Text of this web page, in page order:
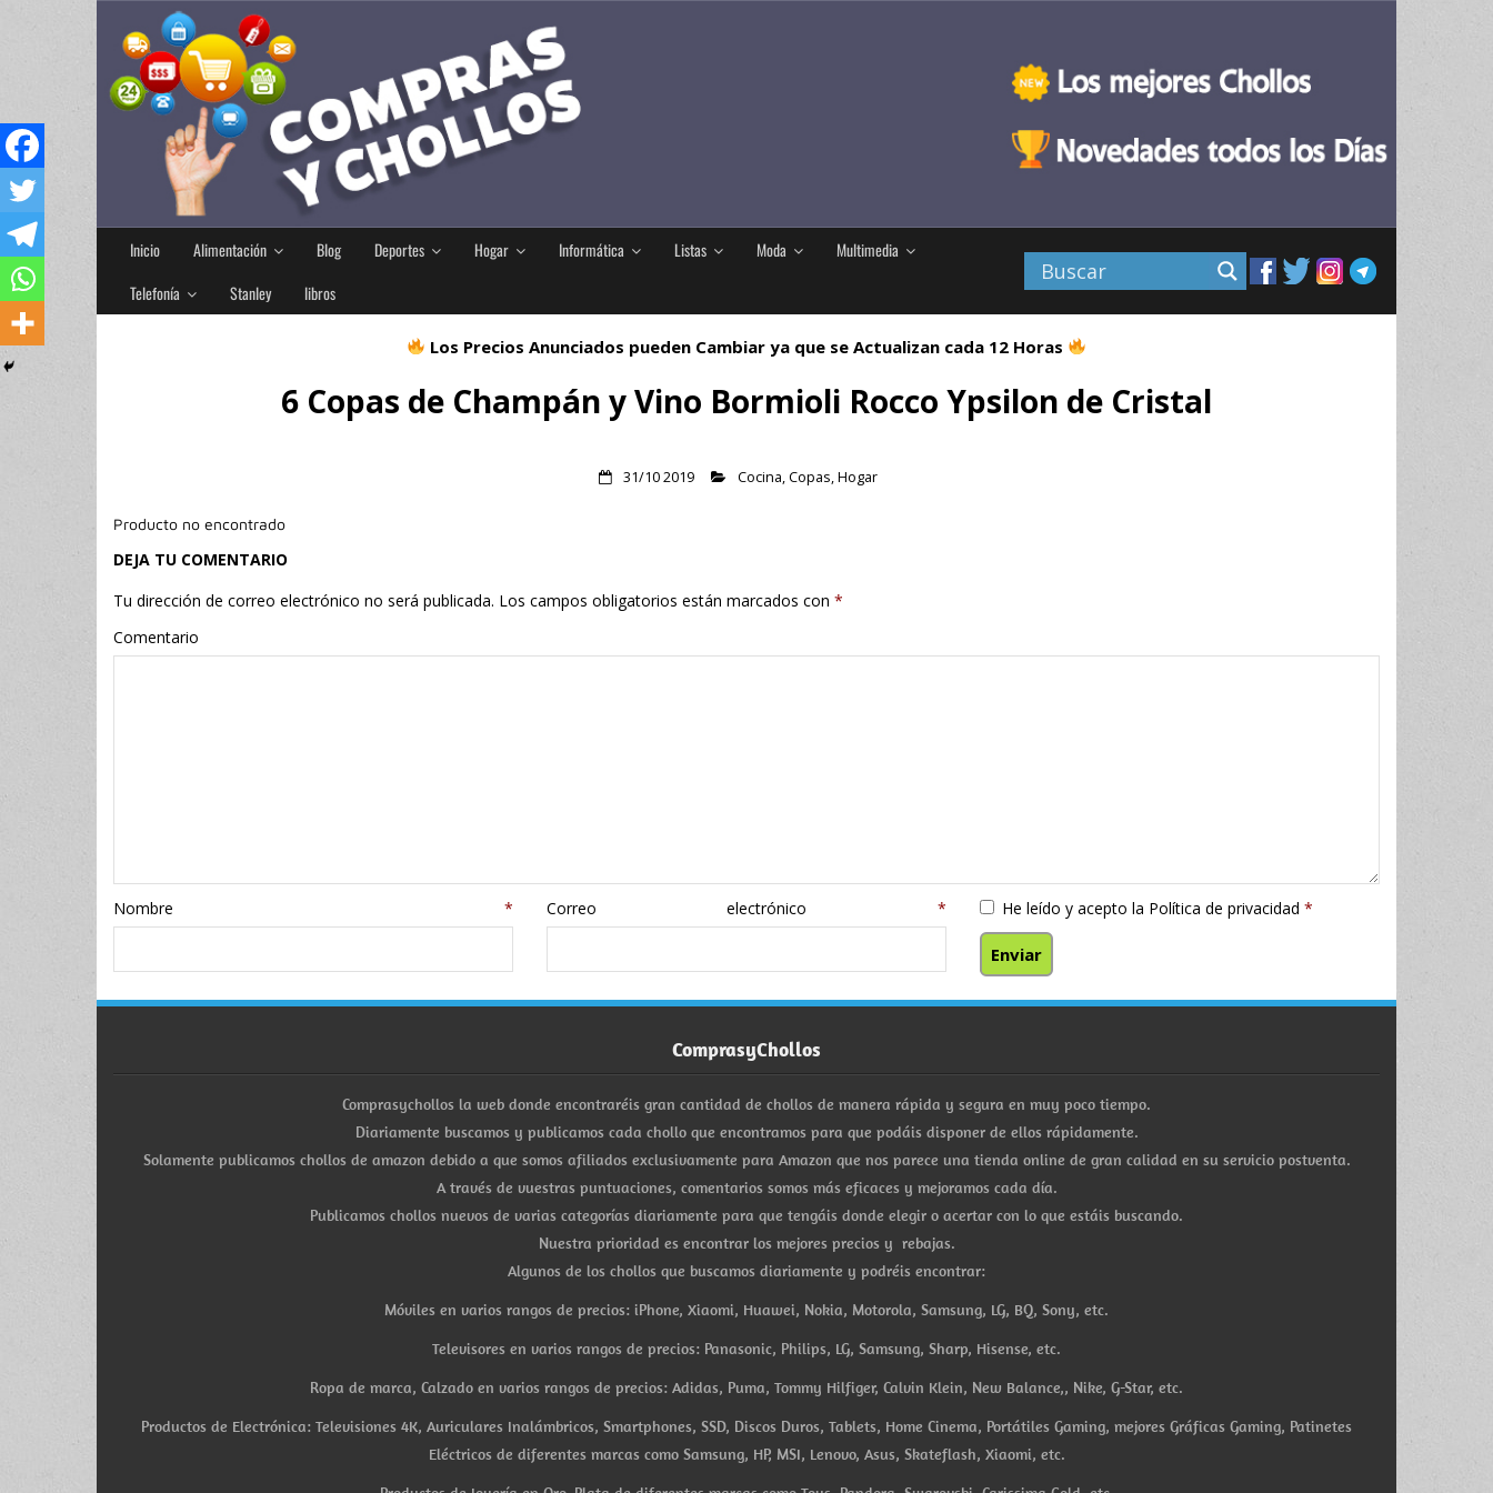
Inicio Alimentación Blog Deportes Hogar Informática Listas Moda
Multimedia
Telefonía
Stanley libros
Los Precios Anunciados pueden Cambiar ya que se Actualizan cada 12 Horas
6 Copas de Champán y Vino Bormioli Rocco Ypsilon de Cristal
31/10 2019 Cocina,Copas,Hogar
Producto no encontrado
DEJA TU COMENTARIO
Tu dirección de correo electrónico no será publicada. Los campos obligatorios están marcados con *
Comentario
Nombre* Correo electrónico* He leído y acepto la Política de privacidad *
ComprasyChollos
Comprasychollos la web donde encontraréis gran cantidad de chollos de manera rápida y segura en muy poco tiempo.
Diariamente buscamos y publicamos cada chollo que encontramos para que podáis disponer de ellos rápidamente.
Solamente publicamos chollos de amazon debido a que somos afiliados exclusivamente para Amazon que nos parece una tienda online de gran calidad en su servicio postventa.
A través de vuestras puntuaciones, comentarios somos más eficaces y mejoramos cada día.
Publicamos chollos nuevos de varias categorías diariamente para que tengáis donde elegir o acertar con lo que estáis buscando.
Nuestra prioridad es encontrar los mejores precios y rebajas.
Algunos de los chollos que buscamos diariamente y podréis encontrar:
Móviles en varios rangos de precios: iPhone, Xiaomi, Huawei, Nokia, Motorola, Samsung, LG, BQ, Sony, etc.
Televisores en varios rangos de precios: Panasonic, Philips, LG, Samsung, Sharp, Hisense, etc.
Ropa de marca, Calzado en varios rangos de precios: Adidas, Puma, Tommy Hilfiger, Calvin Klein, New Balance,, Nike, G-Star, etc.
Productos de Electrónica: Televisiones 4K, Auriculares Inalámbricos, Smartphones, SSD, Discos Duros, Tablets, Home Cinema, Portátiles Gaming, mejores Gráficas Gaming, Patinetes
Eléctricos de diferentes marcas como Samsung, HP, MSI, Lenovo, Asus, Skateflash, Xiaomi, etc.